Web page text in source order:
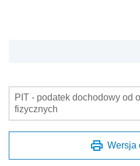
PIT - podatek dochodowy od
fizycznych
Wersja